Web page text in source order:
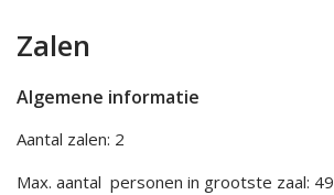
Zalen
Algemene informatie
Aantal zalen: 2
Max. aantal personen in grootste zaal: 49